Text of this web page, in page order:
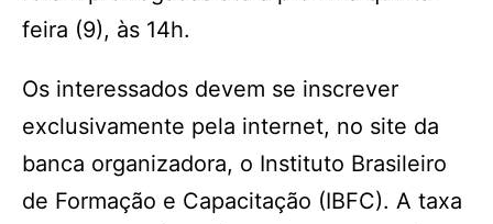
feira (9), às 14h.
Os interessados devem se inscrever
exclusivamente pela internet, no site da
banca organizadora, o Instituto Brasileiro
de Formação e Capacitação (IBFC). A taxa